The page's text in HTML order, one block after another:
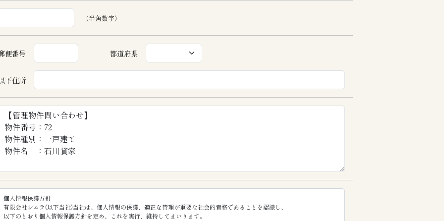
（半角数字）
便番号 都道府県
下住所
個人情報保護方針
有限会社シムラ(以下当社)当社は、個人情報の保護、適正な管理が重要な社会的責務であることを認識し、
以下のとおり個人情報保護方針を定め、これを実行、維持してまいります。